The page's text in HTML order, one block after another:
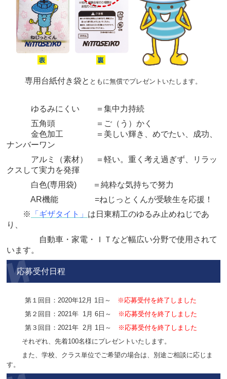
専用台紙付き袋と ともに無償でプレゼントいたします。
ゆるみにくい ＝集中力持続
五角頭 ＝ご（う）かく
金色加工 ＝美しい輝き、めでたい、成功、
ナンバーワン
アルミ（素材） ＝軽い。重く考え過ぎず、リラッ
クスして実力を発揮
白色(専用袋) ＝純粋な気持ちで努力
AR機能 =ねじっとくんが受験生を応援！
※
「ギザタイト」 は日東精工のゆるみ止めねじであ
り、
自動車・家電・ＩＴなど幅広い分野で使用されて
います。
応募受付日程
第１回目：2020年12月 1日～
※応募受付を終了しました
第２回目：2021年 1月 6日～
※応募受付を終了しました
第３回目：2021年 2月 1日～
※応募受付を終了しました
それぞれ、先着100名様にプレゼントいたします。
また、学校、クラス単位でご希望の場合は、別途ご相談に応じま
す。